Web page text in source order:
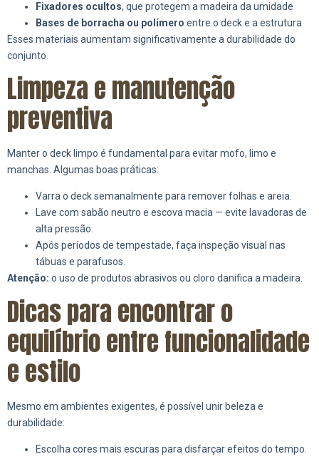
Fixadores ocultos, que protegem a madeira da umidade
Bases de borracha ou polímero entre o deck e a estrutura
Esses materiais aumentam significativamente a durabilidade do
conjunto.
Limpeza e manutenção
preventiva
Manter o deck limpo é fundamental para evitar mofo, limo e
manchas. Algumas boas práticas:
Varra o deck semanalmente para remover folhas e areia.
Lave com sabão neutro e escova macia — evite lavadoras de
alta pressão.
Após períodos de tempestade, faça inspeção visual nas
tábuas e parafusos.
Atenção: o uso de produtos abrasivos ou cloro danifica a madeira.
Dicas para encontrar o
equilíbrio entre funcionalidade
e estilo
Mesmo em ambientes exigentes, é possível unir beleza e
durabilidade:
Escolha cores mais escuras para disfarçar efeitos do tempo.